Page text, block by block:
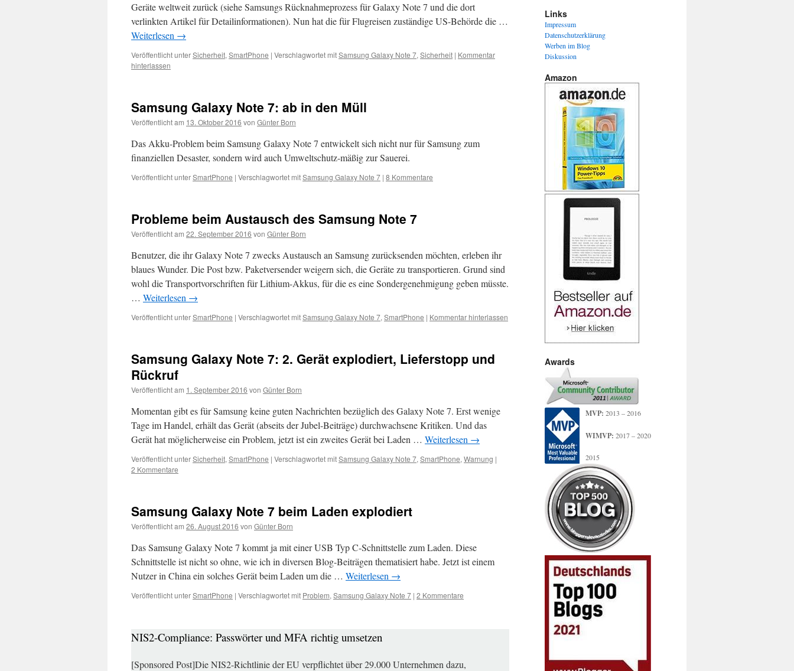
Geräte weltweit zurück (siehe Samsungs Rücknahmeprozess für Galaxy Note 7 und die dort
verlinkten Artikel für Detailinformationen). Nun hat die für Flugreisen zuständige US-Behörde die …
Weiterlesen →
Veröffentlicht unterSicherheit, SmartPhone | Verschlagwortet mitSamsung Galaxy Note 7, Sicherheit | Kommentar
hinterlassen
Samsung Galaxy Note 7: ab in den Müll
Veröffentlicht am 13. Oktober 2016 von Günter Born
Das Akku-Problem beim Samsung Galaxy Note 7 entwickelt sich nicht nur für Samsung zum
finanziellen Desaster, sondern wird auch Umweltschutz-mäßig zur Sauerei.
Veröffentlicht unterSmartPhone | Verschlagwortet mitSamsung Galaxy Note 7 | 8 Kommentare
Probleme beim Austausch des Samsung Note 7
Veröffentlicht am 22. September 2016 von Günter Born
Benutzer, die ihr Galaxy Note 7 zwecks Austausch an Samsung zurücksenden möchten, erleben ihr
blaues Wunder. Die Post bzw. Paketversender weigern sich, die Geräte zu transportieren. Grund sind
wohl die Transportvorschriften für Lithium-Akkus, für die es eine Sondergenehmigung geben müsste.
… Weiterlesen →
Veröffentlicht unterSmartPhone | Verschlagwortet mitSamsung Galaxy Note 7, SmartPhone | Kommentar hinterlassen
Samsung Galaxy Note 7: 2. Gerät explodiert, Lieferstopp und
Rückruf
Veröffentlicht am 1. September 2016 von Günter Born
Momentan gibt es für Samsung keine guten Nachrichten bezüglich des Galaxy Note 7. Erst wenige
Tage im Handel, erhält das Gerät (abseits der Jubel-Beiträge) durchwachsene Kritiken. Und das
Gerät hat möglicherweise ein Problem, jetzt ist ein zweites Gerät bei Laden … Weiterlesen →
Veröffentlicht unterSicherheit, SmartPhone | Verschlagwortet mitSamsung Galaxy Note 7, SmartPhone, Warnung |
2 Kommentare
Samsung Galaxy Note 7 beim Laden explodiert
Veröffentlicht am 26. August 2016 von Günter Born
Das Samsung Galaxy Note 7 kommt ja mit einer USB Typ C-Schnittstelle zum Laden. Diese
Schnittstelle ist nicht so ohne, wie ich in diversen Blog-Beiträgen thematisiert habe. Jetzt ist einem
Nutzer in China ein solches Gerät beim Laden um die … Weiterlesen →
Veröffentlicht unterSmartPhone | Verschlagwortet mit Problem, Samsung Galaxy Note 7 | 2 Kommentare
NIS2-Compliance: Passwörter und MFA richtig umsetzen
[Sponsored Post]Die NIS2-Richtlinie der EU verpflichtet über 29.000 Unternehmen dazu,
Links
Impressum
Datenschutzerklärung
Werben im Blog
Diskussion
Amazon
Awards
MVP: 2013 – 2016
WIMVP: 2017 – 2020
2015